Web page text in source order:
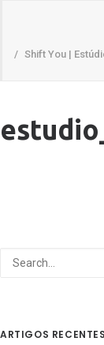
Shift You |
ARTIGOS RECENTES